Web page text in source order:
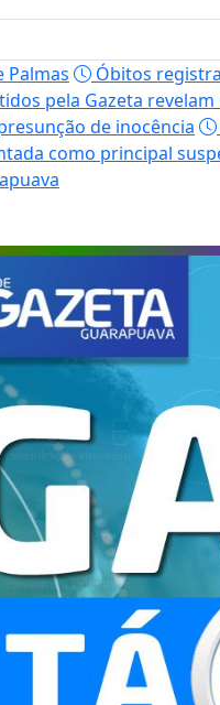
Palmas Óbitos
pela Gazeta
de inocência
como principal